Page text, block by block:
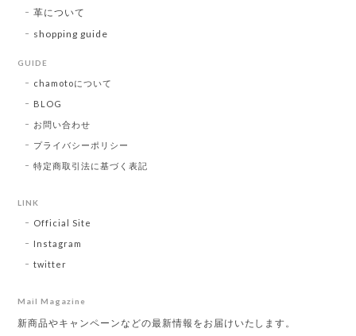
革について
shopping guide
GUIDE
chamotoについて
BLOG
お問い合わせ
プライバシーポリシー
特定商取引法に基づく表記
LINK
Official Site
Instagram
twitter
Mail Magazine
新商品やキャンペーンなどの最新情報をお届けいたします。